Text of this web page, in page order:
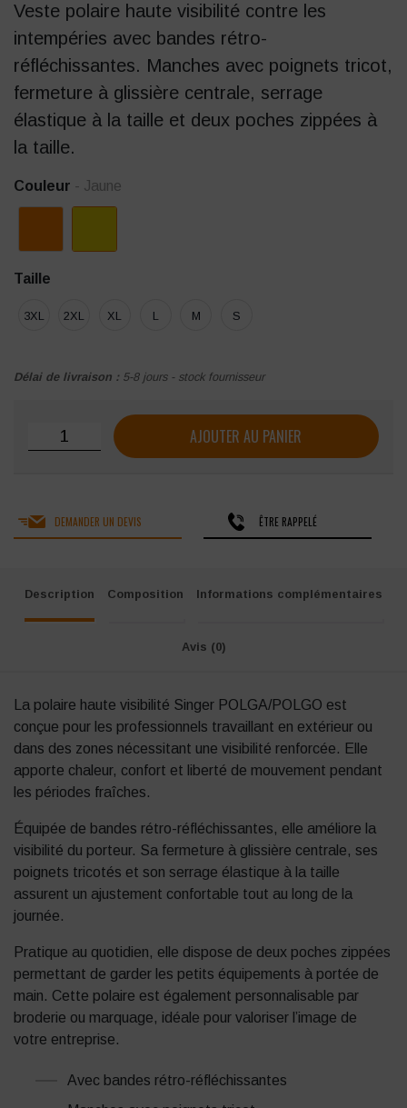
Veste polaire haute visibilité contre les
intempéries avec bandes rétro-
réfléchissantes. Manches avec poignets tricot,
fermeture à glissière centrale, serrage
élastique à la taille et deux poches zippées à
la taille.
Couleur - Jaune
Taille
3XL 2XL XL L M S
Délai de livraison : 5-8 jours - stock fournisseur
quantité de Polaire haute visibilité Singer Polga/Polgo
AJOUTER AU PANIER
DEMANDER UN DEVIS ÊTRE RAPPELÉ
Description Composition Informations complémentaires
Avis (0)
La polaire haute visibilité Singer POLGA/POLGO est
conçue pour les professionnels travaillant en extérieur ou
dans des zones nécessitant une visibilité renforcée. Elle
apporte chaleur, confort et liberté de mouvement pendant
les périodes fraîches.
Équipée de bandes rétro-réfléchissantes, elle améliore la
visibilité du porteur. Sa fermeture à glissière centrale, ses
poignets tricotés et son serrage élastique à la taille
assurent un ajustement confortable tout au long de la
journée.
Pratique au quotidien, elle dispose de deux poches zippées
permettant de garder les petits équipements à portée de
main. Cette polaire est également personnalisable par
broderie ou marquage, idéale pour valoriser l’image de
votre entreprise.
Avec bandes rétro-réfléchissantes